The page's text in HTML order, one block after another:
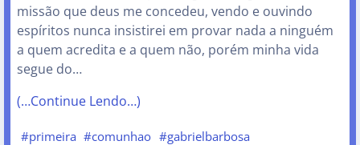
missão que deus me concedeu, vendo e ouvindo
espíritos nunca insistirei em provar nada a ninguém
a quem acredita e a quem não, porém minha vida
segue do…
(…Continue Lendo…)
#primeira #comunhao #gabrielbarbosa